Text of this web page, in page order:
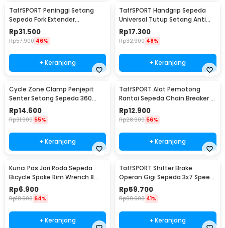
TaffSPORT Peninggi Setang
Sepeda Fork Extender
Aluminium Alloy 121mm - SD53
Rp31.500
Rp57.900 46%
+ Keranjang
TaffSPORT Handgrip Sepeda
Universal Tutup Setang Anti
Slip Handlebar - CL8455
Rp17.300
Rp32.900 48%
+ Keranjang
Cycle Zone Clamp Penjepit
Senter Setang Sepeda 360
Derajat - ZH1035
Rp14.600
Rp31.900 55%
+ Keranjang
TaffSPORT Alat Pemotong
Rantai Sepeda Chain Breaker -
JLQ-01
Rp12.900
Rp28.900 56%
+ Keranjang
Kunci Pas Jari Roda Sepeda
Bicycle Spoke Rim Wrench 8
Way - W805
Rp6.900
Rp18.900 64%
+ Keranjang
TaffSPORT Shifter Brake
Operan Gigi Sepeda 3x7 Speed
2 PCS
Rp59.700
Rp99.900 41%
+ Keranjang